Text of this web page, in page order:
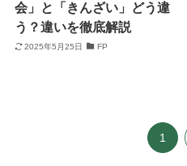
会」と「きんざい」どう違
う？違いを徹底解説
2025年5月25日 FP
1